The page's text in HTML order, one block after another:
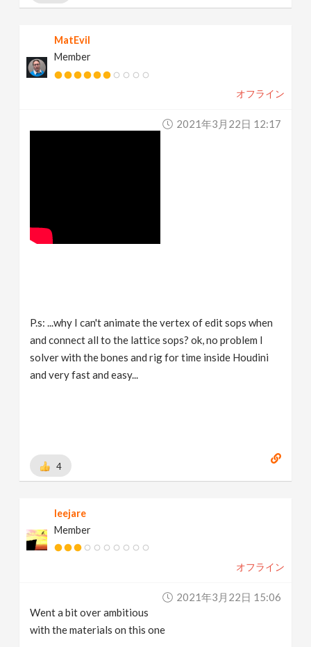
MatEvil
Member
オフライン
2021年3月22日 12:17
P.s: ...why I can't animate the vertex of edit sops when
and connect all to the lattice sops? ok, no problem I
solver with the bones and rig for time inside Houdini
and very fast and easy...
4
leejare
Member
オフライン
2021年3月22日 15:06
Went a bit over ambitious
with the materials on this one